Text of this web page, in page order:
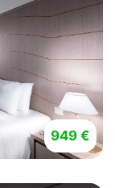
949 €